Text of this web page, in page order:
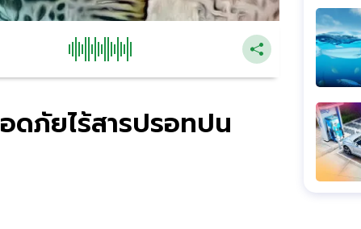
ดภัยไร้สารปรอทปน